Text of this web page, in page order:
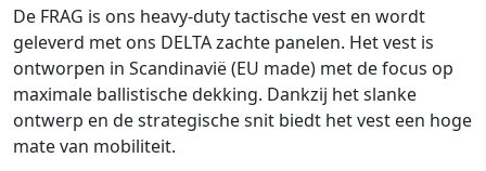
De FRAG is ons heavy-duty tactische vest en wordt
geleverd met ons DELTA zachte panelen. Het vest is
ontworpen in Scandinavië (EU made) met de focus op
maximale ballistische dekking. Dankzij het slanke
ontwerp en de strategische snit biedt het vest een hoge
mate van mobiliteit.